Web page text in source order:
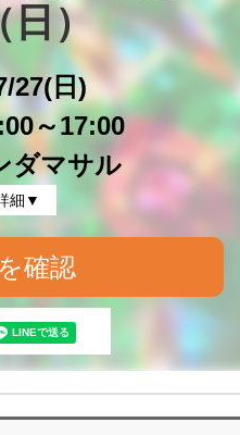
日）
27(日)
～17:00
ダマサル
細▼
確認